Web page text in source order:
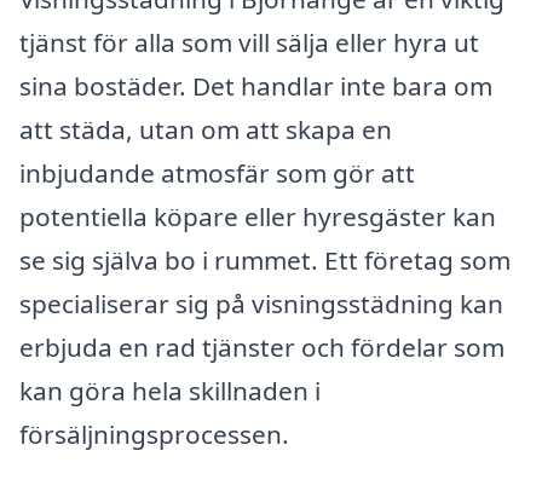
tjänst för alla som vill sälja eller hyra ut
sina bostäder. Det handlar inte bara om
att städa, utan om att skapa en
inbjudande atmosfär som gör att
potentiella köpare eller hyresgäster kan
se sig själva bo i rummet. Ett företag som
specialiserar sig på visningsstädning kan
erbjuda en rad tjänster och fördelar som
kan göra hela skillnaden i
försäljningsprocessen.